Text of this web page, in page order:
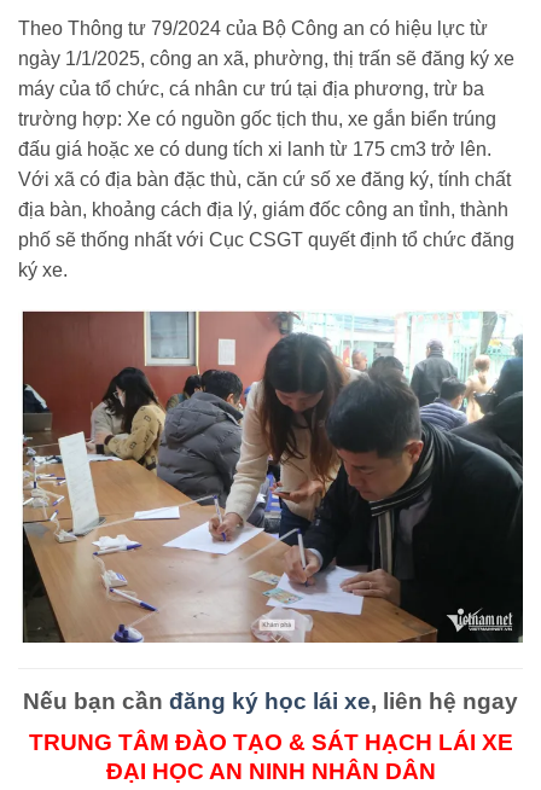
Theo Thông tư 79/2024 của Bộ Công an có hiệu lực từ
ngày 1/1/2025, công an xã, phường, thị trấn sẽ đăng ký xe
máy của tổ chức, cá nhân cư trú tại địa phương, trừ ba
trường hợp: Xe có nguồn gốc tịch thu, xe gắn biển trúng
đấu giá hoặc xe có dung tích xi lanh từ 175 cm3 trở lên.
Với xã có địa bàn đặc thù, căn cứ số xe đăng ký, tính chất
địa bàn, khoảng cách địa lý, giám đốc công an tỉnh, thành
phố sẽ thống nhất với Cục CSGT quyết định tổ chức đăng
ký xe.
Nếu bạn cần đăng ký học lái xe, liên hệ ngay
TRUNG TÂM ĐÀO TẠO & SÁT HẠCH LÁI XE
ĐẠI HỌC AN NINH NHÂN DÂN